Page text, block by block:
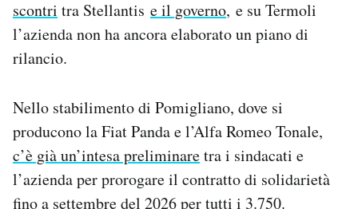
scontri tra Stellantis e il governo, e su Termoli
l’azienda non ha ancora elaborato un piano di
rilancio.
Nello stabilimento di Pomigliano, dove si
producono la Fiat Panda e l’Alfa Romeo Tonale,
c’è già un’intesa preliminaretra i sindacati e
l’azienda per prorogare il contratto di solidarietà
fino a settembre del 2026 per tutti i 3.750.